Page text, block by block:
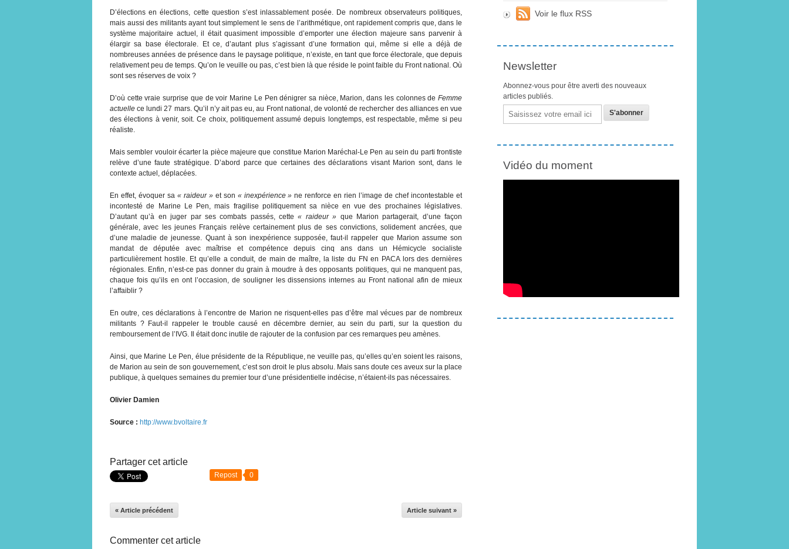
D’élections en élections, cette question s’est inlassablement posée. De nombreux observateurs politiques,
mais aussi des militants ayant tout simplement le sens de l’arithmétique, ont rapidement compris que, dans le
système majoritaire actuel, il était quasiment impossible d’emporter une élection majeure sans parvenir à
élargir sa base électorale. Et ce, d’autant plus s’agissant d’une formation qui, même si elle a déjà de
nombreuses années de présence dans le paysage politique, n’existe, en tant que force électorale, que depuis
relativement peu de temps. Qu’on le veuille ou pas, c’est bien là que réside le point faible du Front national. Où
sont ses réserves de voix ?
D’où cette vraie surprise que de voir Marine Le Pen dénigrer sa nièce, Marion, dans les colonnes de Femme
actuelle ce lundi 27 mars. Qu’il n’y ait pas eu, au Front national, de volonté de rechercher des alliances en vue
des élections à venir, soit. Ce choix, politiquement assumé depuis longtemps, est respectable, même si peu
réaliste.
Mais sembler vouloir écarter la pièce majeure que constitue Marion Maréchal-Le Pen au sein du parti frontiste
relève d’une faute stratégique. D’abord parce que certaines des déclarations visant Marion sont, dans le
contexte actuel, déplacées.
En effet, évoquer sa « raideur »et son « inexpérience » ne renforce en rien l’image de chef incontestable et
incontesté de Marine Le Pen, mais fragilise politiquement sa nièce en vue des prochaines législatives.
D’autant qu’à en juger par ses combats passés, cette« raideur » que Marion partagerait, d’une façon
générale, avec les jeunes Français relève certainement plus de ses convictions, solidement ancrées, que
d’une maladie de jeunesse. Quant à son inexpérience supposée, faut-il rappeler que Marion assume son
mandat de députée avec maîtrise et compétence depuis cinq ans dans un Hémicycle socialiste
particulièrement hostile. Et qu’elle a conduit, de main de maître, la liste du FN en PACA lors des dernières
régionales. Enfin, n’est-ce pas donner du grain à moudre à des opposants politiques, qui ne manquent pas,
chaque fois qu’ils en ont l’occasion, de souligner les dissensions internes au Front national afin de mieux
l’affaiblir ?
En outre, ces déclarations à l’encontre de Marion ne risquent-elles pas d’être mal vécues par de nombreux
militants ? Faut-il rappeler le trouble causé en décembre dernier, au sein du parti, sur la question du
remboursement de l’IVG. Il était donc inutile de rajouter de la confusion par ces remarques peu amènes.
Ainsi, que Marine Le Pen, élue présidente de la République, ne veuille pas, qu’elles qu’en soient les raisons,
de Marion au sein de son gouvernement, c’est son droit le plus absolu. Mais sans doute ces aveux sur la place
publique, à quelques semaines du premier tour d’une présidentielle indécise, n’étaient-ils pas nécessaires.
Olivier Damien
Source : http://www.bvoltaire.fr
Partager cet article
Repost 0
« Article précédent Article suivant »
Commenter cet article
Voir le flux RSS
Newsletter
Abonnez-vous pour être averti des nouveaux
articles publiés.
Email
Vidéo du moment